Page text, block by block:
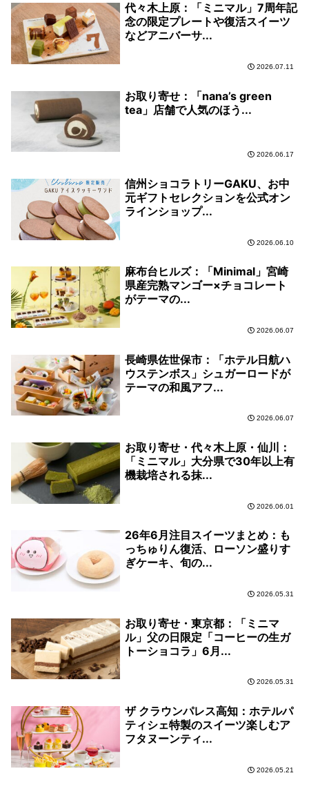
代々木上原：「ミニマル」7周年記
念の限定プレートや復活スイーツ
などアニバーサ...
2026.07.11
お取り寄せ：「nana’s green
tea」店舗で人気のほう...
2026.06.17
信州ショコラトリーGAKU、お中
元ギフトセレクションを公式オン
ラインショップ...
2026.06.10
麻布台ヒルズ：「Minimal」宮崎
県産完熟マンゴー×チョコレート
がテーマの...
2026.06.07
長崎県佐世保市：「ホテル日航ハ
ウステンボス」シュガーロードが
テーマの和風アフ...
2026.06.07
お取り寄せ・代々木上原・仙川：
「ミニマル」大分県で30年以上有
機栽培される抹...
2026.06.01
26年6月注目スイーツまとめ：も
っちゅりん復活、ローソン盛りす
ぎケーキ、旬の...
2026.05.31
お取り寄せ・東京都：「ミニマ
ル」父の日限定「コーヒーの生ガ
トーショコラ」6月...
2026.05.31
ザ クラウンパレス高知：ホテルパ
ティシェ特製のスイーツ楽しむア
フタヌーンティ...
2026.05.21